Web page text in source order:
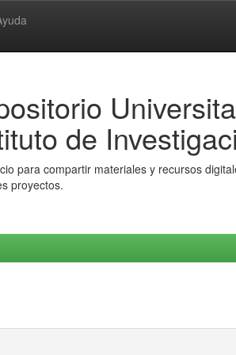
de
para compartir materiales y recursos
proyectos.